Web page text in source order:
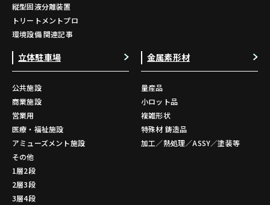
縦型固液分離装置
トリートメントプロ
環境設備 関連記事
立体駐車場
公共施設
商業施設
営業用
医療・福祉施設
アミューズメント施設
その他
1層2段
2層3段
3層4段
金属素形材
量産品
小ロット品
複雑形状
特殊材 鋳造品
加工／熱処理／ASSY／塗装等